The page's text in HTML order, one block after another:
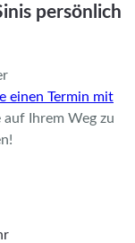
persönlich
einen Termin mit
Ihrem Weg zu